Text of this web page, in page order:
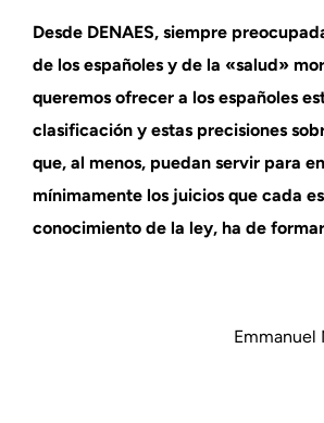
Desde DENAES, siempre
de los españoles y de la «salud»
queremos ofrecer a los españoles
clasificación y estas precisiones
que, al menos, puedan servir para
mínimamente los juicios que cada
conocimiento de la ley, ha de
Emmanuel